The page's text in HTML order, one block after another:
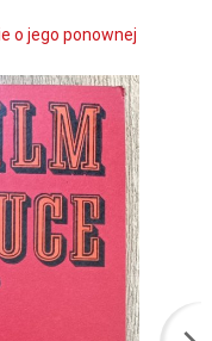
o jego ponownej